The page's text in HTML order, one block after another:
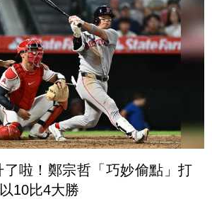
了啦！鄭宗哲「巧妙偷點」打
10比4大勝